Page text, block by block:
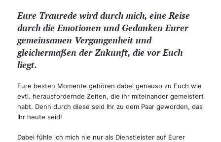
Eure Traurede wird durch mich, eine Reise
durch die Emotionen und Gedanken Eurer
gemeinsamen Vergangenheit und
gleichermaßen der Zukunft, die vor Euch
liegt.
Eure besten Momente gehören dabei genauso zu Euch wie
evtl. herausfordernde Zeiten, die ihr miteinander gemeistert
habt. Denn durch diese seid Ihr zu dem Paar geworden, das
Ihr heute seid!
Dabei fühle ich mich nie nur als Dienstleister auf Eurer